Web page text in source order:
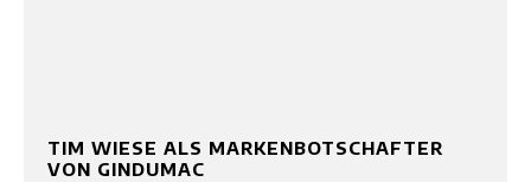
TIM WIESE ALS MARKENBOTSCHAFTER
VON GINDUMAC